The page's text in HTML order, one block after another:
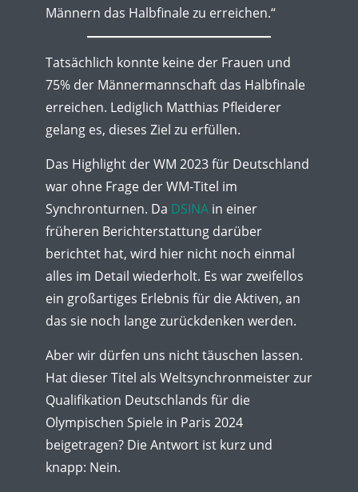
Männern das Halbfinale zu erreichen.“
Tatsächlich konnte keine der Frauen und
75% der Männermannschaft das Halbfinale
erreichen. Lediglich Matthias Pfleiderer
gelang es, dieses Ziel zu erfüllen.
Das Highlight der WM 2023 für Deutschland
war ohne Frage der WM-Titel im
Synchronturnen. Da DSINA in einer
früheren Berichterstattung darüber
berichtet hat, wird hier nicht noch einmal
alles im Detail wiederholt. Es war zweifellos
ein großartiges Erlebnis für die Aktiven, an
das sie noch lange zurückdenken werden.
Aber wir dürfen uns nicht täuschen lassen.
Hat dieser Titel als Weltsynchronmeister zur
Qualifikation Deutschlands für die
Olympischen Spiele in Paris 2024
beigetragen? Die Antwort ist kurz und
knapp: Nein.